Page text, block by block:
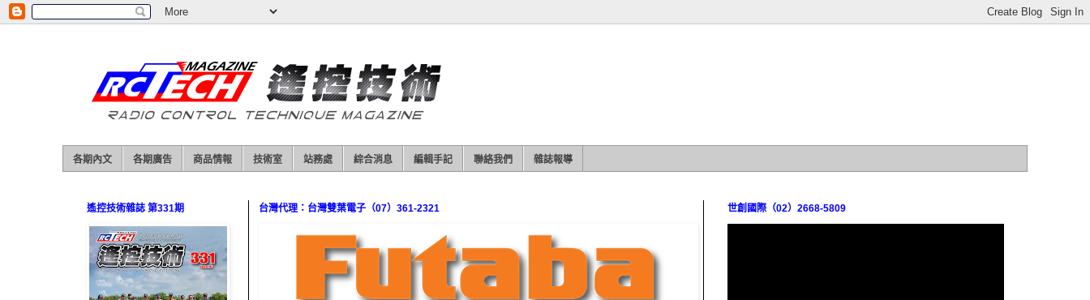
各期內文 各期廣告 商品情報 技術室 站務處 綜合消息 編輯手記 聯絡我們 雜誌報導
台灣代理：台灣雙葉電子（07）361-2321
遙控技術雜誌 第331期 世創國際（02）2668-5809